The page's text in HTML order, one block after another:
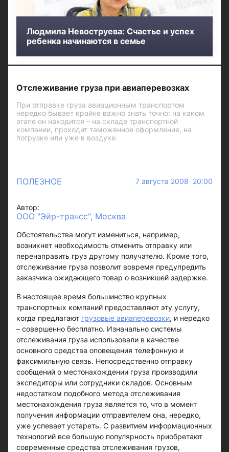
Людмила Невоструева: Счастье и успех
ребенка начинаются в семье
Отслеживание груза при авиаперевозках
При отправке груза авиационным транспортом
нередко бывает крайне важно знать точно: на каком
этапе он находится – на складе транспортной
компании, проходит таможенное оформление, на
погрузке или уже в воздухе.
ПОЛЕЗНОЕ 7 августа 2008 20:00
Автор:
ООО "Эйр-трансс", Москва
Обстоятельства могут измениться, например,
возникнет необходимость отменить отправку или
перенаправить груз другому получателю. Кроме того,
отслеживание груза позволит вовремя предупредить
заказчика ожидающего товар о возникшей задержке.
В настоящее время большинство крупных
транспортных компаний предоставляют эту услугу,
когда предлагают грузовые авиаперевозки, и нередко
– совершенно бесплатно. Изначально системы
отслеживания груза использовали в качестве
основного средства оповещения телефонную и
факсимильную связь. Непосредственно отправку
сообщений о местонахождении груза производили
экспедиторы или сотрудники складов. Основным
недостатком подобного метода отслеживания
местонахождения груза является то, что в момент
получения информации отправителем она, нередко,
уже успевает устареть. С развитием информационных
технологий все большую популярность приобретают
современные средства отслеживания грузов,